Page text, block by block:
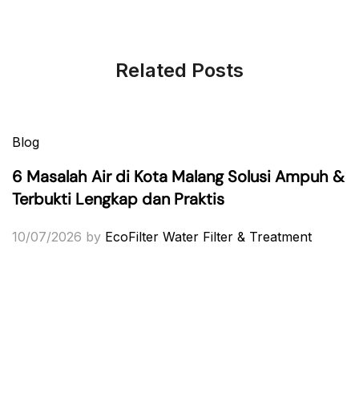
Related Posts
Blog
6 Masalah Air di Kota Malang Solusi Ampuh &
Terbukti Lengkap dan Praktis
10/07/2026 by EcoFilter Water Filter & Treatment